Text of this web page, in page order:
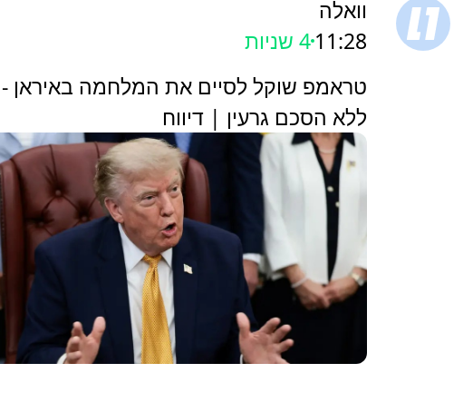
וואלה
11:286 שניות
טראמפ שוקל לסיים את המלחמה באיראן
ללא הסכם גרעין | דיווח